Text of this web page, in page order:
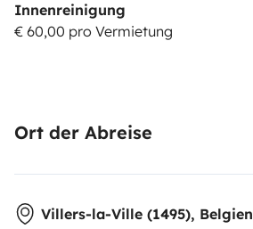
Innenreinigung
€ 60,00 pro Vermietung
Ort der Abreise
Villers-la-Ville (1495), Belgien